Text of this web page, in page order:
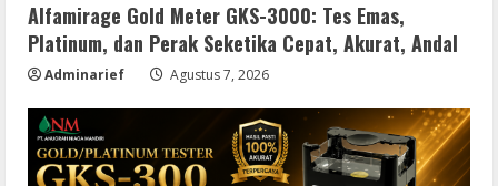
Alfamirage Gold Meter GKS-3000: Tes Emas,
Platinum, dan Perak Seketika Cepat, Akurat, Andal
Adminarief Agustus 7, 2026